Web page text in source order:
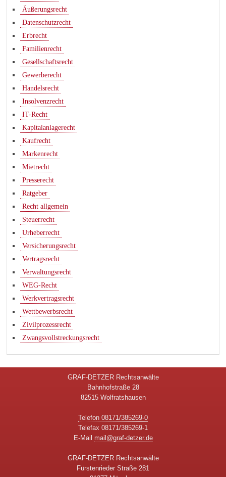
Äußerungsrecht
Datenschutzrecht
Erbrecht
Familienrecht
Gesellschaftsrecht
Gewerberecht
Handelsrecht
Insolvenzrecht
IT-Recht
Kapitalanlagerecht
Kaufrecht
Markenrecht
Mietrecht
Presserecht
Ratgeber
Recht allgemein
Steuerrecht
Urheberrecht
Versicherungsrecht
Vertragsrecht
Verwaltungsrecht
WEG-Recht
Werkvertragsrecht
Wettbewerbsrecht
Zivilprozessrecht
Zwangsvollstreckungsrecht
GRAF-DETZER Rechtsanwälte
Bahnhofstraße 28
82515 Wolfratshausen
Telefon 08171/385269-0
Telefax 08171/385269-1
E-Mail mail@graf-detzer.de
GRAF-DETZER Rechtsanwälte
Fürstenrieder Straße 281